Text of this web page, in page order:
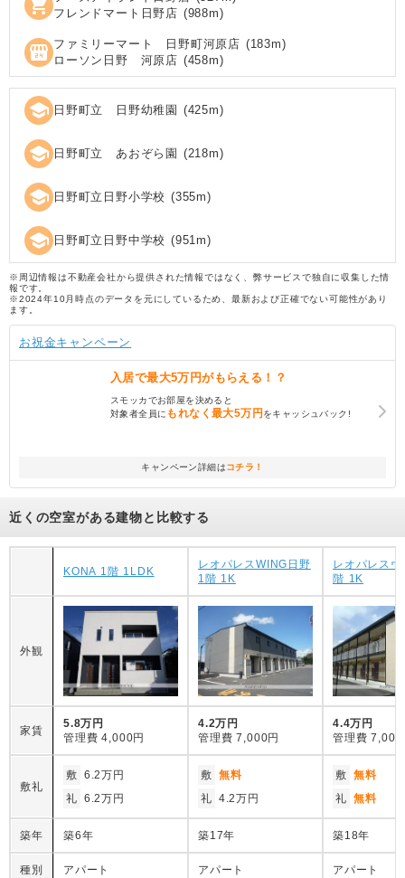
shopping_cart フレンドマート日野店 (988m)
local_convenience_store ファミリーマート 日野町河原店 (183m)
ローソン日野 河原店 (458m)
school 日野町立 日野幼稚園 (425m)
school 日野町立 あおぞら園 (218m)
school 日野町立日野小学校 (355m)
school 日野町立日野中学校 (951m)
※周辺情報は不動産会社から提供された情報ではなく、弊サービスで独自に収集した情
報です。
※2024年10月時点のデータを元にしているため、最新および正確でない可能性があり
ます。
お祝金キャンペーン
入居で最大5万円がもらえる！？
スモッカでお部屋を決めると
対象者全員に もれなく最大5万円 をキャッシュバック!
キャンペーン詳細はコチラ！
近くの空室がある建物と比較する
KONA 1階 1LDK
レオパレスWING日野
1階 1K
レオパレス
階 1K
外観
家賃
5.8万円
管理費 4,000円
4.2万円
管理費 7,000円
4.4万円
管理費 7,000
敷礼
敷 6.2万円
礼 6.2万円
敷 無料
礼 4.2万円
敷 無料
礼 無料
築年 築6年 築17年 築18年
種別 アパート アパート アパート